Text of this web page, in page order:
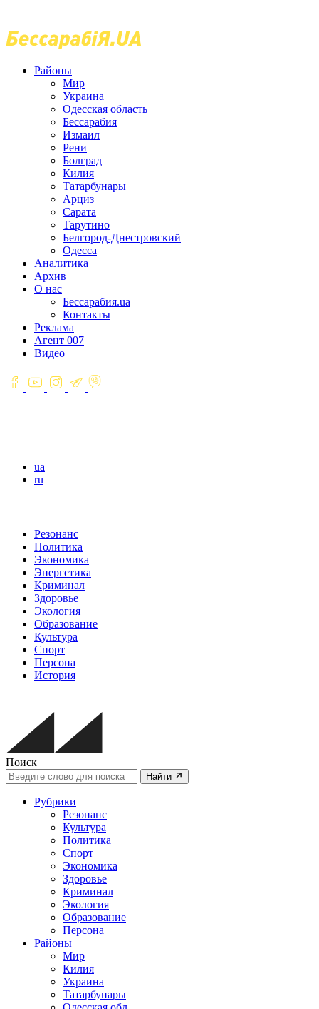
Районы
Мир
Украина
Одесская область
Бессарабия
Измаил
Рени
Болград
Килия
Татарбунары
Арциз
Сарата
Тарутино
Белгород-Днестровский
Одесса
Аналитика
Архив
О нас
Бессарабия.ua
Контакты
Реклама
Агент 007
Видео
ua
ru
Резонанс
Политика
Экономика
Энергетика
Криминал
Здоровье
Экология
Образование
Культура
Спорт
Персона
История
Поиск
Найти
Рубрики
Резонанс
Культура
Политика
Спорт
Экономика
Здоровье
Криминал
Экология
Образование
Персона
Районы
Мир
Килия
Украина
Татарбунары